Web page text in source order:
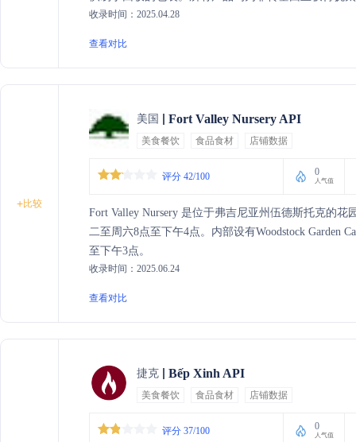
收录时间：2025.04.28
查看对比
+比较
美国 Fort Valley Nursery API
美食餐饮 食品食材 店铺数据
评分 42/100 0
人气值
Fort Valley Nursery 是位于弗吉尼亚州伍德斯托克的
二至周六8点至下午4点。内部设有Woodstock Garden
至下午3点。
收录时间：2025.06.24
查看对比
捷克 Bếp Xinh API
美食餐饮 食品食材 店铺数据
评分 37/100 0
人气值